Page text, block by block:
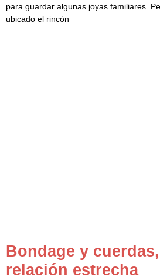
para guardar algunas joyas familiares.
ubicado el rincón
Bondage y
relación estrecha